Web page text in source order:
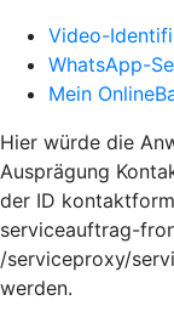
Video-
WhatsApp-
Mein
Hier würde die
Ausprägung
der ID
serviceauftrag-
/serviceproxy/
werden.